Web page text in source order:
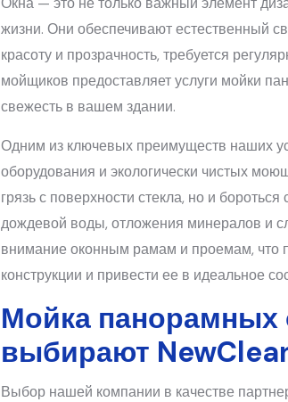
жизни. Они обеспечивают естественный
красоту и прозрачность, требуется
мойщиков предоставляет услуги мойки
свежесть в вашем здании.
Одним из ключевых преимуществ наших
оборудования и экологически чистых
грязь с поверхности стекла, но и
дождевой воды, отложения минералов и
внимание оконным рамам и проемам, что
конструкции и привести ее в идеальное
Мойка панорамных
выбирают
Выбор нашей компании в качестве